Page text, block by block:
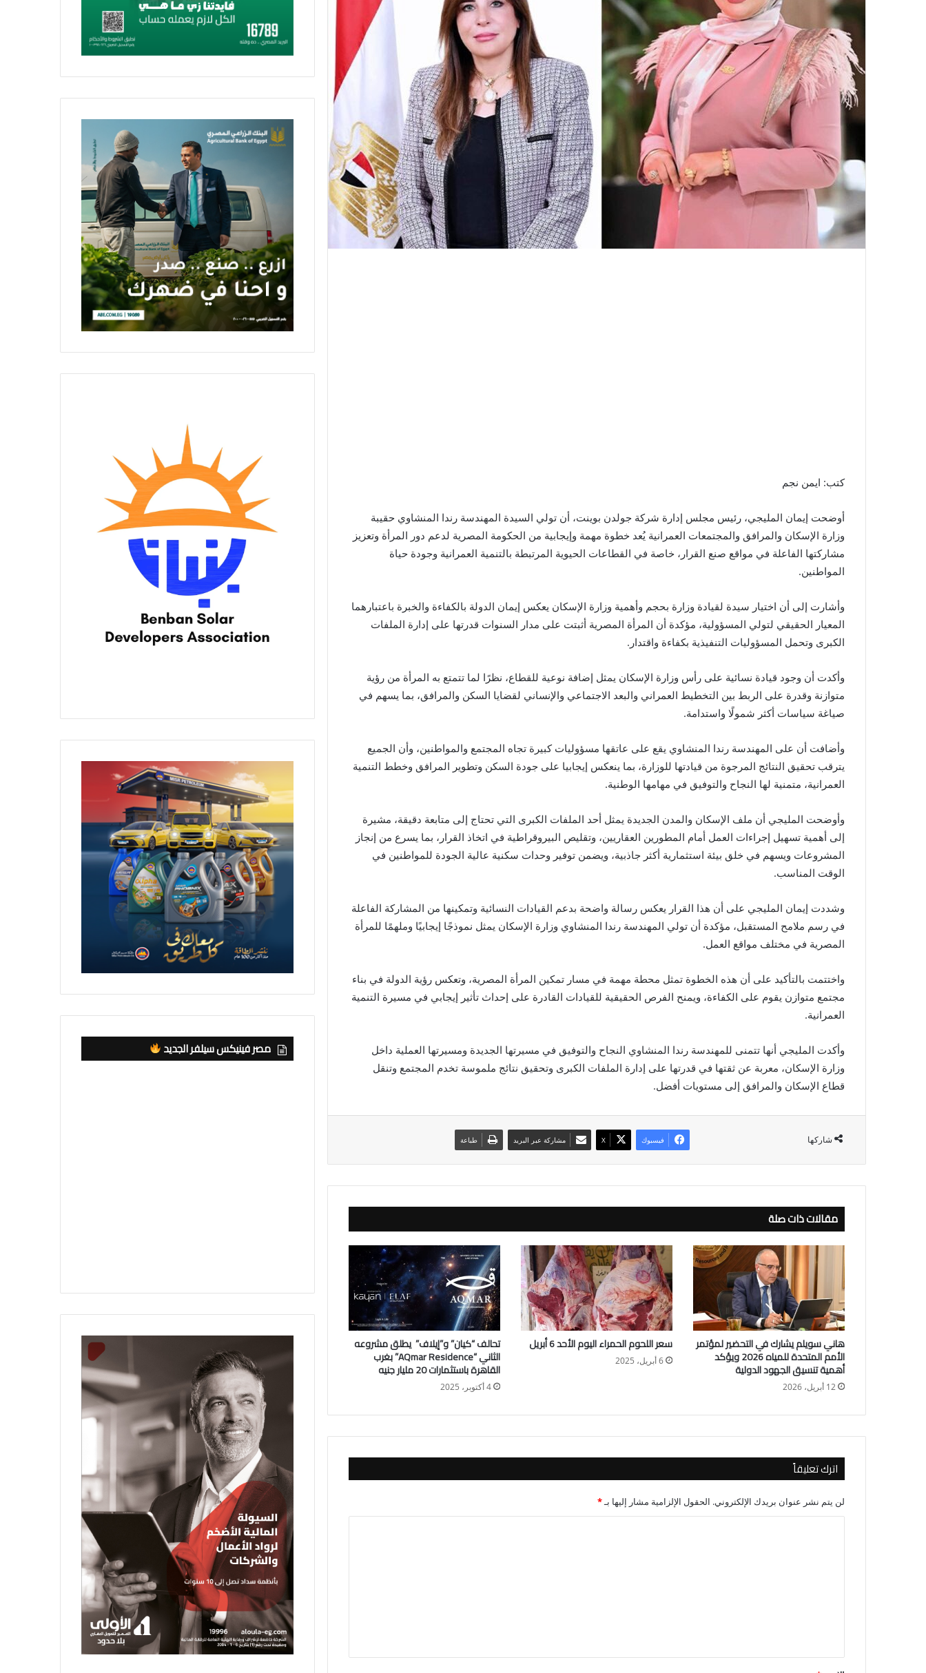
كتب: ايمن نجم
أوضحت إيمان المليجي، رئيس مجلس إدارة شركة جولدن بوينت، أن تولي السيدة المهندسة رندا المنشاوي حقيبة
وزارة الإسكان والمرافق والمجتمعات العمرانية يُعد خطوة مهمة وإيجابية من الحكومة المصرية لدعم دور المرأة وتعزيز
مشاركتها الفاعلة في مواقع صنع القرار، خاصة في القطاعات الحيوية المرتبطة بالتنمية العمرانية وجودة حياة
المواطنين.
وأشارت إلى أن اختيار سيدة لقيادة وزارة بحجم وأهمية وزارة الإسكان يعكس إيمان الدولة بالكفاءة والخبرة باعتبارهما
المعيار الحقيقي لتولي المسؤولية، مؤكدة أن المرأة المصرية أثبتت على مدار السنوات قدرتها على إدارة الملفات
الكبرى وتحمل المسؤوليات التنفيذية بكفاءة واقتدار.
وأكدت أن وجود قيادة نسائية على رأس وزارة الإسكان يمثل إضافة نوعية للقطاع، نظرًا لما تتمتع به المرأة من رؤية
متوازنة وقدرة على الربط بين التخطيط العمراني والبعد الاجتماعي والإنساني لقضايا السكن والمرافق، بما يسهم في
صياغة سياسات أكثر شمولًا واستدامة.
وأضافت أن على المهندسة رندا المنشاوي يقع على عاتقها مسؤوليات كبيرة تجاه المجتمع والمواطنين، وأن الجميع
يترقب تحقيق النتائج المرجوة من قيادتها للوزارة، بما ينعكس إيجابيا على جودة السكن وتطوير المرافق وخطط التنمية
العمرانية، متمنية لها النجاح والتوفيق في مهامها الوطنية.
وأوضحت المليجي أن ملف الإسكان والمدن الجديدة يمثل أحد الملفات الكبرى التي تحتاج إلى متابعة دقيقة، مشيرة
إلى أهمية تسهيل إجراءات العمل أمام المطورين العقاريين، وتقليص البيروقراطية في اتخاذ القرار، بما يسرع من إنجاز
المشروعات ويسهم في خلق بيئة استثمارية أكثر جاذبية، ويضمن توفير وحدات سكنية عالية الجودة للمواطنين في
الوقت المناسب.
وشددت إيمان المليجي على أن هذا القرار يعكس رسالة واضحة بدعم القيادات النسائية وتمكينها من المشاركة الفاعلة
في رسم ملامح المستقبل، مؤكدة أن تولي المهندسة رندا المنشاوي وزارة الإسكان يمثل نموذجًا إيجابيًا وملهمًا للمرأة
المصرية في مختلف مواقع العمل.
واختتمت بالتأكيد على أن هذه الخطوة تمثل محطة مهمة في مسار تمكين المرأة المصرية، وتعكس رؤية الدولة في بناء
مجتمع متوازن يقوم على الكفاءة، ويمنح الفرص الحقيقية للقيادات القادرة على إحداث تأثير إيجابي في مسيرة التنمية
العمرانية.
وأكدت المليجي أنها تتمنى للمهندسة رندا المنشاوي النجاح والتوفيق في مسيرتها الجديدة ومسيرتها العملية داخل
وزارة الإسكان، معربة عن ثقتها في قدرتها على إدارة الملفات الكبرى وتحقيق نتائج ملموسة تخدم المجتمع وتنقل
قطاع الإسكان والمرافق إلى مستويات أفضل.
شاركها فيسبوك X مشاركة عبر البريد طباعة
مقالات ذات صلة
هاني سويلم يشارك في التحضير لمؤتمر
الأمم المتحدة للمياه 2026 ويؤكد
أهمية تنسيق الجهود الدولية
12 أبريل، 2026
سعر اللحوم الحمراء اليوم الأحد 6 أبريل
6 أبريل، 2025
تحالف “كيان” و”إيلاف” يطلق مشروعه
الثاني “AQmar Residence” بغرب
القاهرة باستثمارات 20 مليار جنيه
4 أكتوبر، 2025
اترك تعليقاً
لن يتم نشر عنوان بريدك الإلكتروني. الحقول الإلزامية مشار إليها بـ*
مصر فينيكس سيلفر الجديد